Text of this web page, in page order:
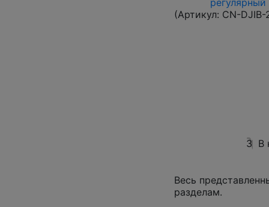
(Артикул: CN-DJIB-
3 В
Весь
разделам.